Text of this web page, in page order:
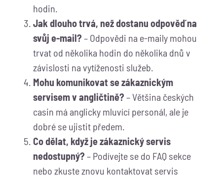
hodin.
Jak dlouho trvá, než dostanu odpověď na
svůj e-mail? – Odpovědi na e-maily mohou
trvat od několika hodin do několika dnů v
závislosti na vytíženosti služeb.
Mohu komunikovat se zákaznickým
servisem v angličtině? – Většina českých
casin má anglicky mluvící personál, ale je
dobré se ujistit předem.
Co dělat, když je zákaznický servis
nedostupný? – Podívejte se do FAQ sekce
nebo zkuste znovu kontaktovat servis